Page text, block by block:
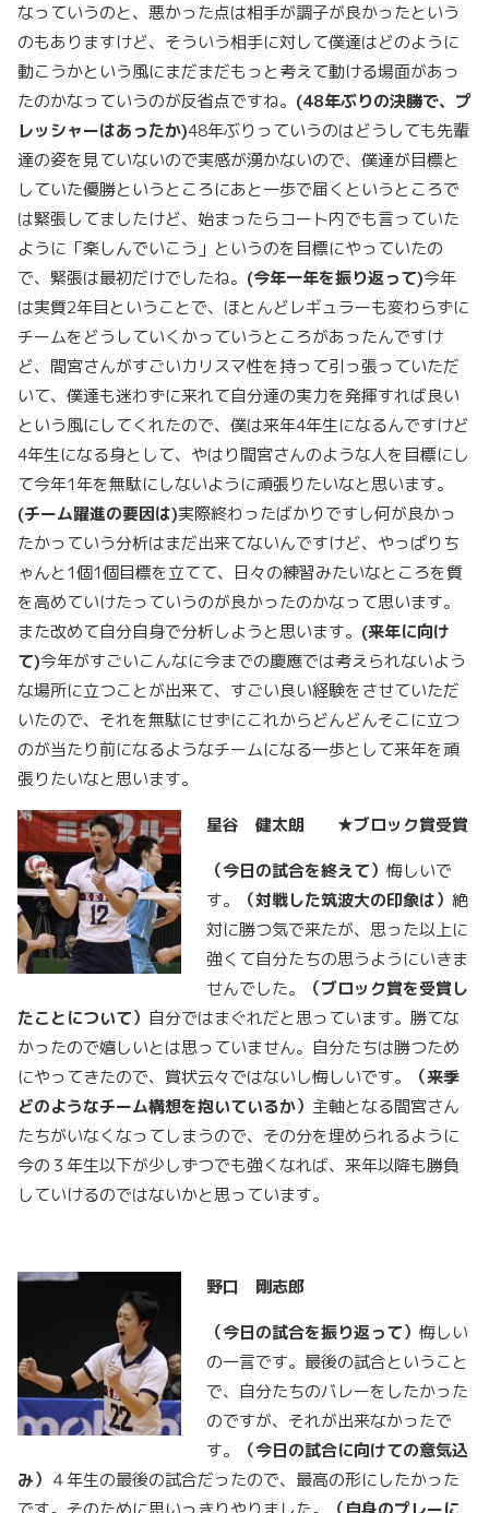
なっていうのと、悪かった点は相手が調子が良かったという
のもありますけど、そういう相手に対して僕達はどのように
動こうかという風にまだまだもっと考えて動ける場面があっ
たのかなっていうのが反省点ですね。 (48年ぶりの決勝で、プ
レッシャーはあったか)48年ぶりっていうのはどうしても先輩
達の姿を見ていないので実感が湧かないので、僕達が目標と
していた優勝というところにあと一歩で届くというところで
は緊張してましたけど、始まったらコート内でも言っていた
ように「楽しんでいこう」というのを目標にやっていたの
で、緊張は最初だけでしたね。 (今年一年を振り返って)今年
は実質2年目ということで、ほとんどレギュラーも変わらずに
チームをどうしていくかっていうところがあったんですけ
ど、間宮さんがすごいカリスマ性を持って引っ張っていただ
いて、僕達も迷わずに来れて自分達の実力を発揮すれば良い
という風にしてくれたので、僕は来年4年生になるんですけど
4年生になる身として、やはり間宮さんのような人を目標にし
て今年1年を無駄にしないように頑張りたいなと思います。
(チーム躍進の要因は)実際終わったばかりですし何が良かっ
たかっていう分析はまだ出来てないんですけど、やっぱりち
ゃんと1個1個目標を立てて、日々の練習みたいなところを質
を高めていけたっていうのが良かったのかなって思います。
また改めて自分自身で分析しようと思います。 (来年に向け
て)今年がすごいこんなに今までの慶應では考えられないよう
な場所に立つことが出来て、すごい良い経験をさせていただ
いたので、それを無駄にせずにこれからどんどんそこに立つ
のが当たり前になるようなチームになる一歩として来年を頑
張りたいなと思います。
星谷 健太朗 ★ブロック賞受賞
（今日の試合を終えて） 悔しいで
す。
（対戦した筑波大の印象は） 絶
対に勝つ気で来たが、思った以上に
強くて自分たちの思うようにいきま
せんでした。
（ブロック賞を受賞し
たことについて） 自分ではまぐれだと思っています。勝てな
かったので嬉しいとは思っていません。自分たちは勝つため
にやってきたので、賞状云々ではないし悔しいです。
（来季
どのようなチーム構想を抱いているか） 主軸となる間宮さん
たちがいなくなってしまうので、その分を埋められるように
今の３年生以下が少しずつでも強くなれば、来年以降も勝負
していけるのではないかと思っています。
野口 剛志郎
（今日の試合を振り返って） 悔しい
の一言です。最後の試合ということ
で、自分たちのバレーをしたかった
のですが、それが出来なかったで
す。
（今日の試合に向けての意気込
み） ４年生の最後の試合だったので、最高の形にしたかった